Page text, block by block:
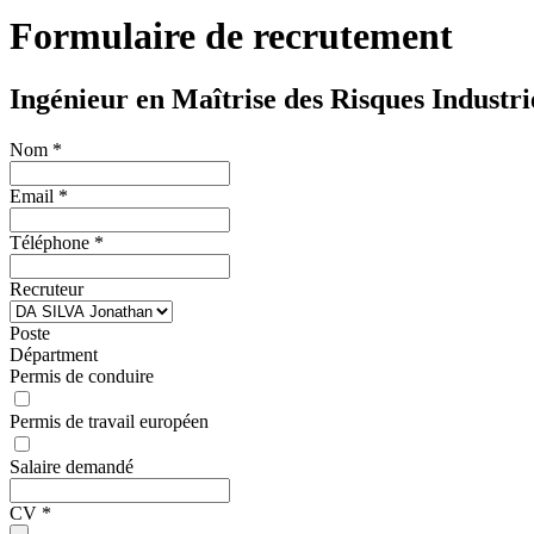
Formulaire de recrutement
Ingénieur en Maîtrise des Risques
Nom *
Email *
Téléphone *
Recruteur
Poste
Départment
Permis de conduire
Permis de travail européen
Salaire demandé
CV *